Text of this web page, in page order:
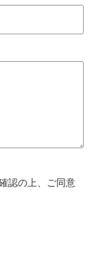
認の上、 ご同意